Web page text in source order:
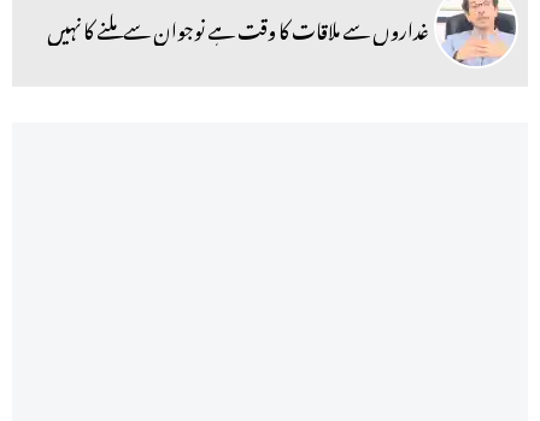
غداروں سے ملاقات کا وقت ہے نوجوان سے ملنے کا نہیں